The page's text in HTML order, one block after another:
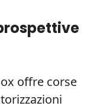
offre corse